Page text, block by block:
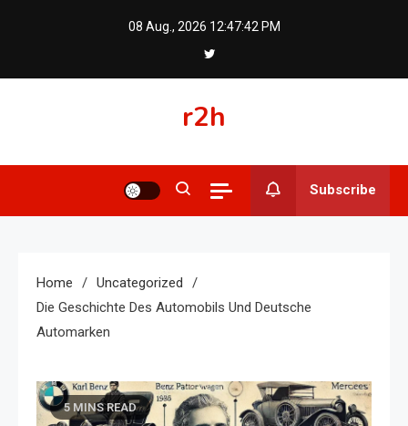
08 Aug., 2026 12:47:42 PM
r2h
Subscribe
Home
Uncategorized
Die Geschichte Des Automobils Und Deutsche
Automarken
5 MINS READ